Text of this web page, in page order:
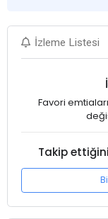
İzleme Listesi
Favori
Takip